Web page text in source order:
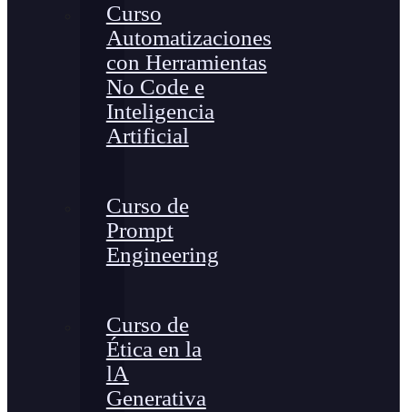
Curso
Automatizaciones
con Herramientas
No Code e
Inteligencia
Artificial
Curso de
Prompt
Engineering
Curso de
Ética en la
lA
Generativa